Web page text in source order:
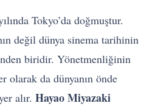
Tokyo’da doğmuştur.
değil dünya sinema tarihinin
biridir. Yönetmenliğinin
olarak da dünyanın önde
alır.Hayao Miyazaki